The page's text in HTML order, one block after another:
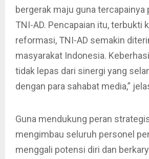
bergerak maju guna
TNI-AD. Pencapaian itu, terbukti
reformasi, TNI-AD semakin
masyarakat Indonesia.
tidak lepas dari sinergi yang
dengan para sahabat media,”
Guna mendukung peran
mengimbau seluruh personel
menggali potensi diri dan